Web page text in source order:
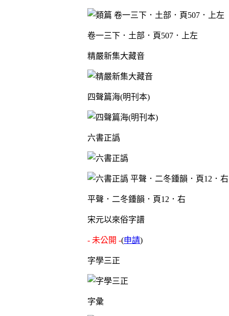
卷一三下．土部．頁507．上左
精嚴新集大藏音
四聲篇海(明刊本)
六書正譌
平聲．二冬鍾韻．頁12．右
宋元以來俗字譜
- 未公開 -(申請)
字學三正
字彙